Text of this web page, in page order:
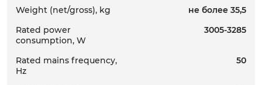
Weight (net/gross), kg
не более 35,5
Rated power
consumption, W
3005-3285
Rated mains frequency,
Hz
50